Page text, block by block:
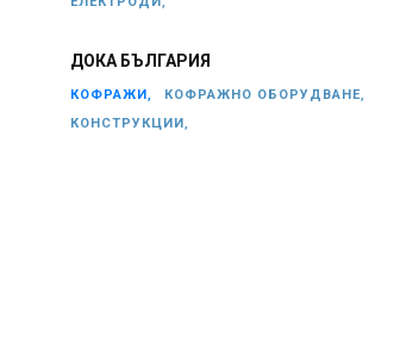
ДОКА БЪЛГАРИЯ
КОФРАЖИ,
КОФРАЖНО ОБОРУДВАНЕ,
КОНСТРУКЦИИ,